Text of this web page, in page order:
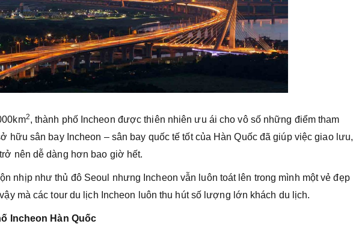
2, thành phố Incheon được thiên nhiên ưu ái cho vô số những điểm tham
hữu sân bay Incheon – sân bay quốc tế tốt của Hàn Quốc đã giúp việc giao lưu,
nên dễ dàng hơn bao giờ hết.
nhịp như thủ đô Seoul nhưng Incheon vẫn luôn toát lên trong mình một vẻ đẹp
mà các tour du lịch Incheon luôn thu hút số lượng lớn khách du lịch.
Incheon Hàn Quốc